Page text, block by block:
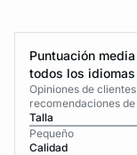
Puntuación
todos los idiomas
Opiniones de
recomendaciones
Talla
Pequeño
Calidad